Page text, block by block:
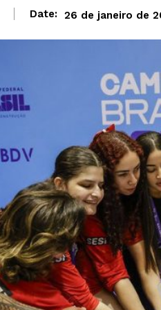
Date: 26 de janeiro de